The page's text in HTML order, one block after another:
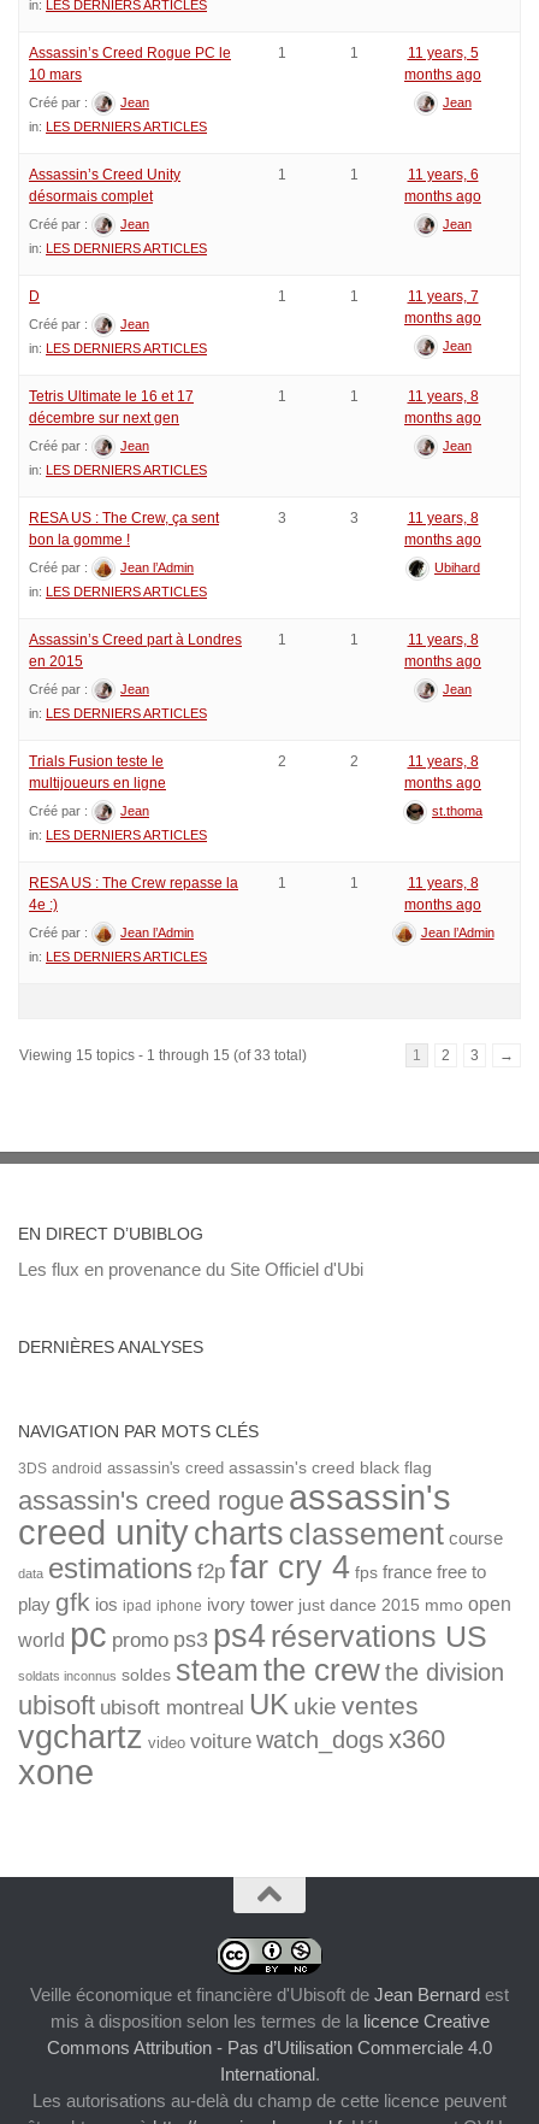
in: LES DERNIERS ARTICLES
Assassin’s Creed Rogue PC le
10 mars
Créé par :
Jean
in: LES DERNIERS ARTICLES
1 1
11 years, 5
months ago
Jean
Assassin’s Creed Unity
désormais complet
Créé par :
Jean
in: LES DERNIERS ARTICLES
1 1
11 years, 6
months ago
Jean
D
Créé par :
Jean
in: LES DERNIERS ARTICLES
1 1
11 years, 7
months ago
Jean
Tetris Ultimate le 16 et 17
décembre sur next gen
Créé par :
Jean
in: LES DERNIERS ARTICLES
1 1
11 years, 8
months ago
Jean
RESA US : The Crew, ça sent
bon la gomme !
Créé par :
Jean l’Admin
in: LES DERNIERS ARTICLES
3 3
11 years, 8
months ago
Ubihard
Assassin’s Creed part à Londres
en 2015
Créé par :
Jean
in:
LES DERNIERS ARTICLES
1 1
11 years, 8
months ago
Jean
Trials Fusion teste le
multijoueurs en ligne
Créé par :
Jean
in:
LES DERNIERS ARTICLES
2 2
11 years, 8
months ago
st.thoma
RESA US : The Crew repasse la
4e :)
Créé par :
Jean l’Admin
in: LES DERNIERS ARTICLES
1 1
11 years, 8
months ago
Jean l’Admin
Viewing 15 topics - 1 through 15 (of 33 total) 1 2 3 →
EN DIRECT D’UBIBLOG
Les flux en provenance du Site Officiel d'Ubi
DERNIÈRES ANALYSES
NAVIGATION PAR MOTS CLÉS
3DS android assassin's creed assassin's creed black flag
assassin's creed rogue assassin's
creed unitycharts classement course
data estimations f2p far cry 4 fps france free to
play gfk ios ipad iphone ivory tower just dance 2015 mmo open
world pc promo ps3 ps4réservations US
soldats inconnus soldes steamthe crewthe division
ubisoft ubisoft montreal UK ukie ventes
vgchartz video voiture watch_dogsx360
xone
Veille économique et financière d'Ubisoft de Jean Bernard est
mis à disposition selon les termes de la licence Creative
Commons Attribution - Pas d’Utilisation Commerciale 4.0
International.
Les autorisations au-delà du champ de cette licence peuvent